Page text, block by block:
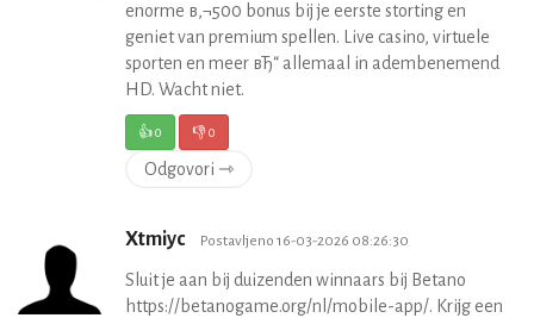
enorme в‚¬500 bonus bij je eerste storting en
geniet van premium spellen. Live casino, virtuele
sporten en meer вЂ“ allemaal in adembenemend
HD. Wacht niet.
👍0 👎0
Odgovori ⇾
Xtmiyc Postavljeno 16-03-2026 08:26:30
Sluit je aan bij duizenden winnaars bij Betano
https://betanogame.org/nl/mobile-app/. Krijg een